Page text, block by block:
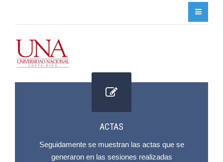
ACTAS
Seguidamente se muestran las actas que se
generaron en las sesiones realizadas